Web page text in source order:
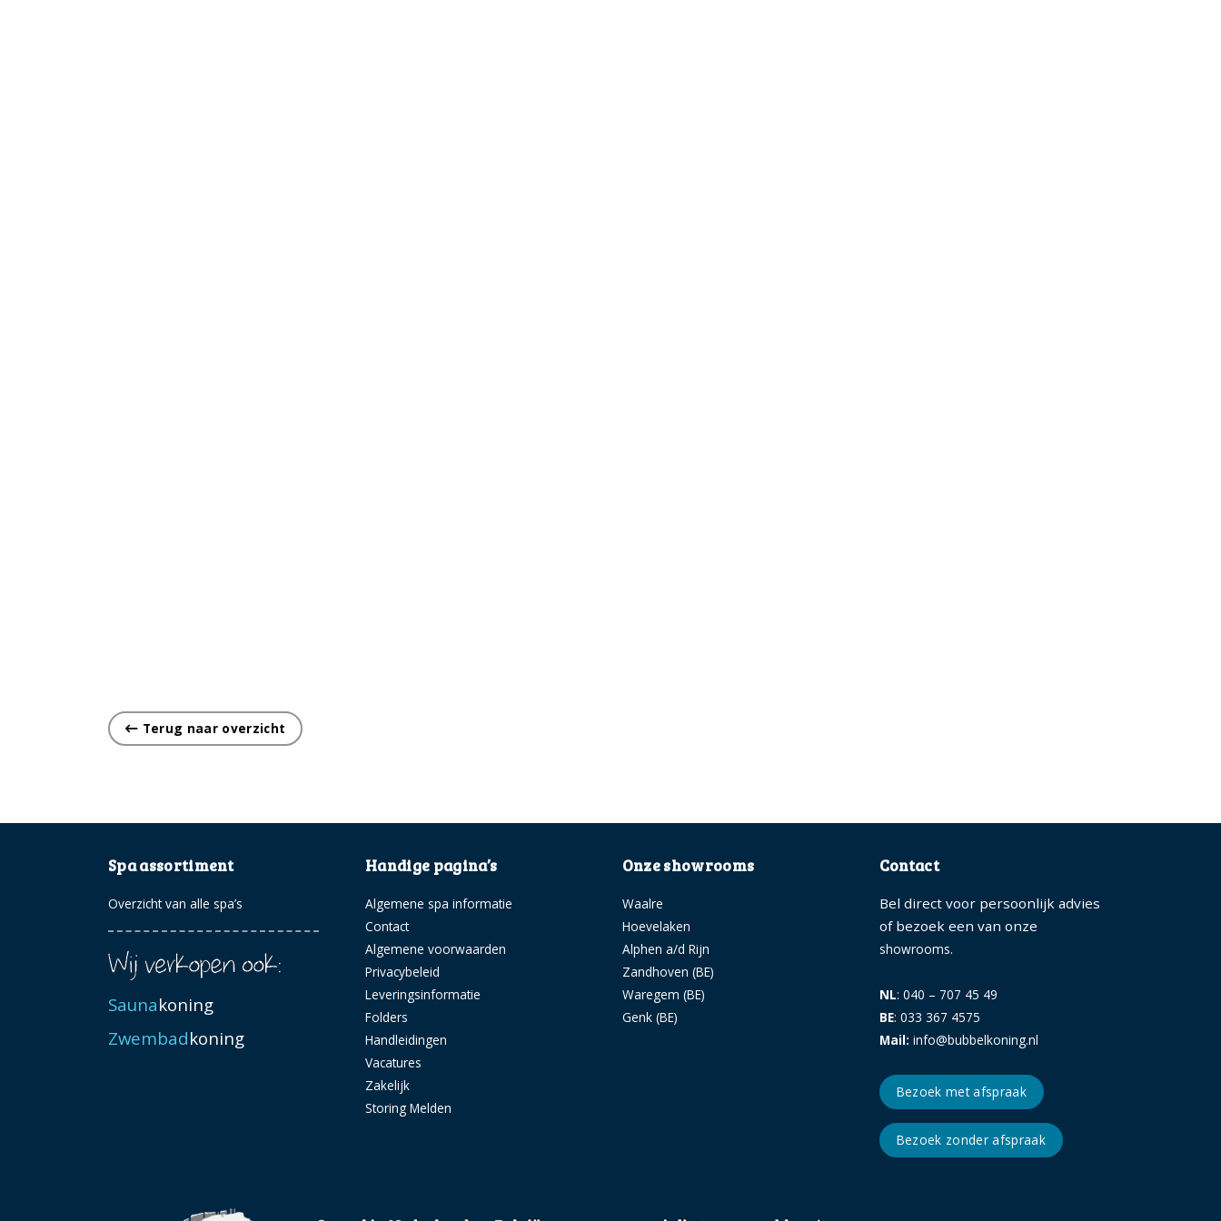
Terug naar overzicht
Spa assortiment
Overzicht van alle spa’s
Saunakoning
Zwembadkoning
Onze showrooms
Waalre
Hoevelaken
Alphen a/d Rijn
Zandhoven (BE)
Waregem (BE)
Genk (BE)
Handige pagina’s
Algemene spa informatie
Contact
Algemene voorwaarden
Privacybeleid
Leveringsinformatie
Folders
Handleidingen
Vacatures
Zakelijk
Storing Melden
Contact
Bel direct voor persoonlijk advies
of bezoek een van onze
showrooms.
NL: 040 – 707 45 49
BE: 033 367 4575
Mail: info@bubbelkoning.nl
Bezoek met afspraak
Bezoek zonder afspraak